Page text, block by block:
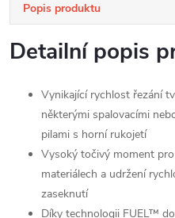
Popis produktu
Detailní popis
Vynikající rychlost řezání
některými spalovacími
pilami s horní rukojetí
Vysoký točivý moment
materiálech a udržení
zaseknutí
Díky technologii FUEL™